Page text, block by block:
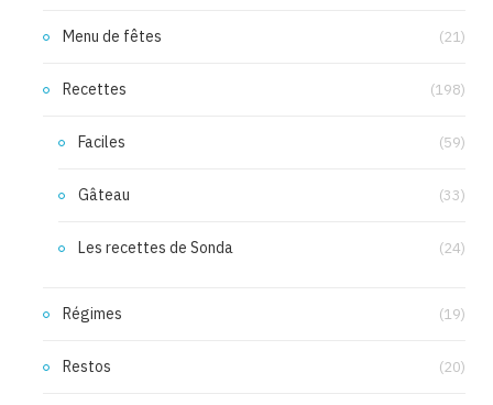
Menu de fêtes (21)
Recettes (198)
Faciles (59)
Gâteau (33)
Les recettes de Sonda (24)
Régimes (19)
Restos (20)